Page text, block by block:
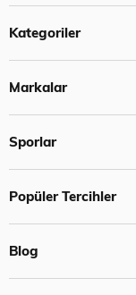
Kategoriler
Markalar
Sporlar
Popüler Tercihler
Blog